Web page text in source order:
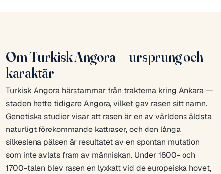
Om Turkisk Angora — ursprung och
karaktär
Turkisk Angora härstammar från trakterna kring Ankara —
staden hette tidigare Angora, vilket gav rasen sitt namn.
Genetiska studier visar att rasen är en av världens äldsta
naturligt förekommande kattraser, och den långa
silkeslena pälsen är resultatet av en spontan mutation
som inte avlats fram av människan. Under 1600- och
1700-talen blev rasen en lyxkatt vid de europeiska hovet,